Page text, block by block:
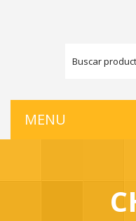
MENU
PRODUCTOS